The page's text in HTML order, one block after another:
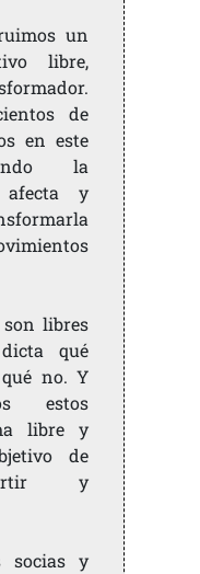
un
libre,
de
en este
la
y
libres
qué
no. Y
estos
libre y
de
y
socias y